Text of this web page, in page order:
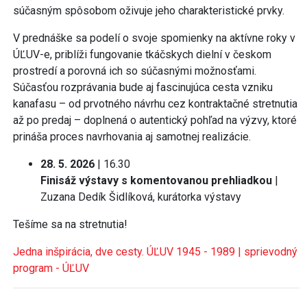
súčasným spôsobom oživuje jeho charakteristické prvky.
V prednáške sa podelí o svoje spomienky na aktívne roky v
ÚĽUV-e, priblíži fungovanie tkáčskych dielní v českom
prostredí a porovná ich so súčasnými možnosťami.
Súčasťou rozprávania bude aj fascinujúca cesta vzniku
kanafasu – od prvotného návrhu cez kontraktačné stretnutia
až po predaj – doplnená o autentický pohľad na výzvy, ktoré
prináša proces navrhovania aj samotnej realizácie.
28. 5. 2026 | 16.30
Finisáž výstavy s komentovanou prehliadkou |
Zuzana Dedík Šidlíková, kurátorka výstavy
Tešíme sa na stretnutia!
Jedna inšpirácia, dve cesty. ÚĽUV 1945 - 1989 | sprievodný
program - ÚĽUV